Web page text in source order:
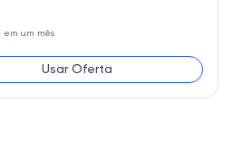
em um mês
Usar Oferta